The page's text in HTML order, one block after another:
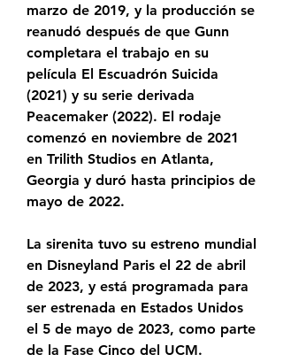
marzo de 2019, y la producción se
reanudó después de que Gunn
completara el trabajo en su
película El Escuadrón Suicida
(2021) y su serie derivada
Peacemaker (2022). El rodaje
comenzó en noviembre de 2021
en Trilith Studios en Atlanta,
Georgia y duró hasta principios de
mayo de 2022.
La sirenita tuvo su estreno mundial
en Disneyland Paris el 22 de abril
de 2023, y está programada para
ser estrenada en Estados Unidos
el 5 de mayo de 2023, como parte
de la Fase Cinco del UCM.